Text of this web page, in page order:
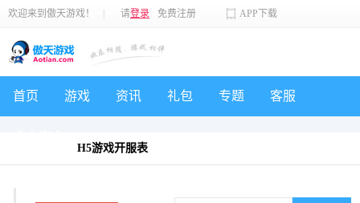
欢迎来到傲天游戏！ 请登录 免费注册 APP下载
首页 游戏 资讯 礼包 专题 客服
H5游戏开服表